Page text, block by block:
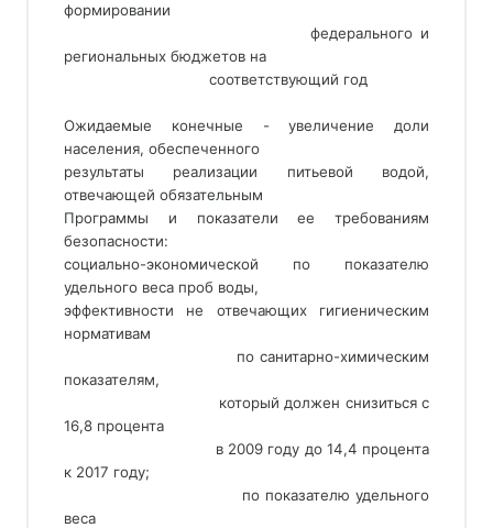
формировании
                                 федерального и
региональных бюджетов на
                                 соответствующий год
Ожидаемые конечные - увеличение доли
населения, обеспеченного
результаты реализации питьевой водой,
отвечающей обязательным
Программы и показатели ее требованиям
безопасности:
социально-экономической по показателю
удельного веса проб воды,
эффективности не отвечающих гигиеническим
нормативам
показателям,
16,8 процента
к 2017 году;
веса